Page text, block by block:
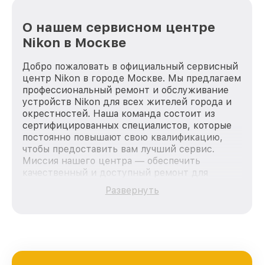
О нашем сервисном центре
Nikon в Москве
Добро пожаловать в официальный сервисный
центр Nikon в городе Москве. Мы предлагаем
профессиональный ремонт и обслуживание
устройств Nikon для всех жителей города и
окрестностей. Наша команда состоит из
сертифицированных специалистов, которые
постоянно повышают свою квалификацию,
чтобы предоставить вам лучший сервис.
Миссия нашего центра — обеспечить
качественный и доступный ремонт для
каждого пользователя продукции Nikon, вне
зависимости от сложности поломки. Мы
Развернуть